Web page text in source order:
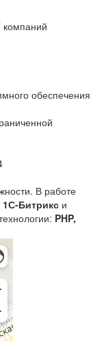
компаний
обеспечения
В работе
1С-Битрикс и
PHP,